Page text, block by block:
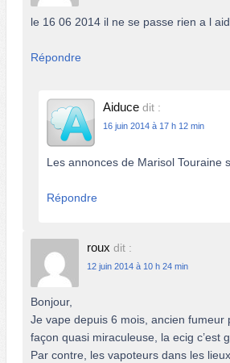
le 16 06 2014 il ne se passe rien a l
Répondre
Aiduce dit :
16 juin 2014 à 17 h 12 min
Les annonces de Marisol Touraine
Répondre
roux dit :
12 juin 2014 à 10 h 24 min
Bonjour,
Je vape depuis 6 mois, ancien fumeur
façon quasi miraculeuse, la ecig c’est
Par contre, les vapoteurs dans les